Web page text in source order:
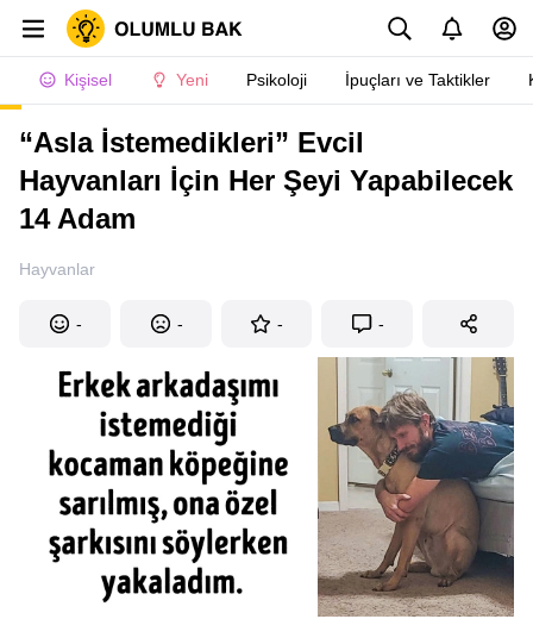
Kişisel Yeni Psikoloji İpuçları ve Taktikler
“Asla İstemedikleri” Evcil
Hayvanları İçin Her Şeyi Yapabilecek
14 Adam
Hayvanlar
- - - -